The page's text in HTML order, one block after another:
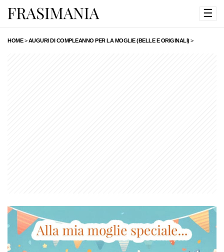
☰
HOME>AUGURI DI COMPLEANNO PER LA MOGLIE (BELLE E ORIGINALI) >